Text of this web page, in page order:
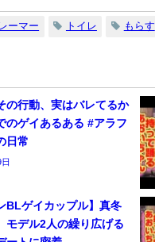
ーマー トイレ もらす
の行動、実はバレてるか
のゲイあるある #アラフ
日常
BLゲイカップル】真冬
デル2人の繰り広げる